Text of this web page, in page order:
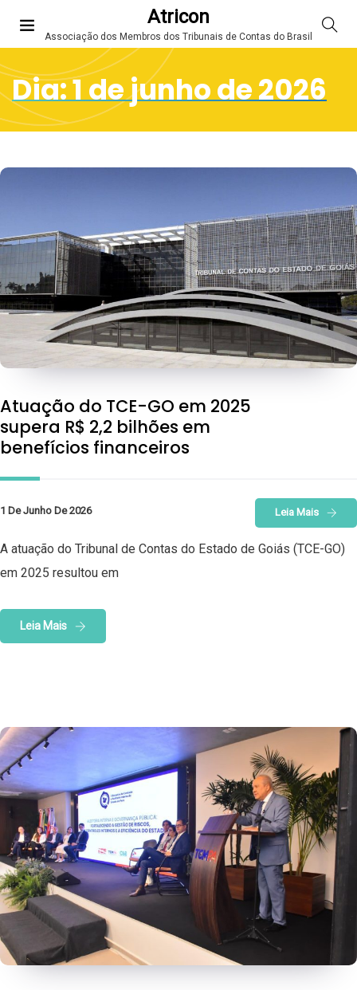
Atricon
Associação dos Membros dos Tribunais de Contas do Brasil
Dia:1 de junho de 2026
Atuação do TCE-GO em 2025
supera R$ 2,2 bilhões em
benefícios financeiros
1 De Junho De 2026 Leia Mais
A atuação do Tribunal de Contas do Estado de Goiás (TCE-GO)
em 2025 resultou em
Leia Mais